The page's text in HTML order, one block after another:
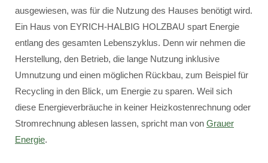
ausgewiesen, was für die Nutzung des Hauses benötigt wird.
Ein Haus von EYRICH-HALBIG HOLZBAU spart Energie
entlang des gesamten Lebenszyklus. Denn wir nehmen die
Herstellung, den Betrieb, die lange Nutzung inklusive
Umnutzung und einen möglichen Rückbau, zum Beispiel für
Recycling in den Blick, um Energie zu sparen. Weil sich
diese Energieverbräuche in keiner Heizkostenrechnung oder
Stromrechnung ablesen lassen, spricht man von Grauer
Energie.